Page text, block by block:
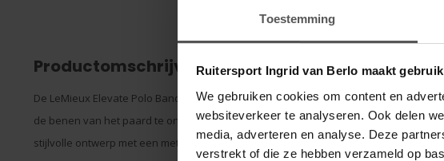
Toestemming
Ruitersport Ingrid van Berlo maakt
We gebruiken cookies om content en
websiteverkeer te analyseren. Ook delen
media, adverteren en analyse. Deze
verstrekt of die ze hebben verzameld op
Productomschrijving
De LeMieux Elevate Polo Bandages zijn hoogwaardige bandages gemaakt van
de benen van het paard te ondersteunen en te beschermen tijdens trainingen. Ze
stijlvolle ontwerp met een metalen LeMieux-embleem op een achtergrond van PU-